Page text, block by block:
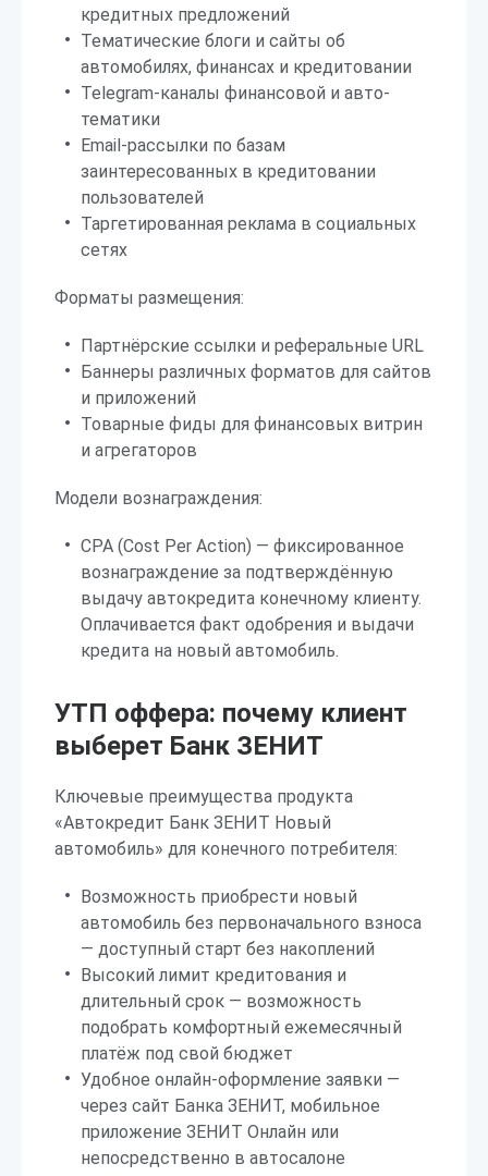
кредитных предложений
Тематические блоги и сайты об
автомобилях, финансах и кредитовании
Telegram-каналы финансовой и авто-
тематики
Email-рассылки по базам
заинтересованных в кредитовании
пользователей
Таргетированная реклама в социальных
сетях
Форматы размещения:
Партнёрские ссылки и реферальные URL
Баннеры различных форматов для сайтов
и приложений
Товарные фиды для финансовых витрин
и агрегаторов
Модели вознаграждения:
CPA (Cost Per Action) — фиксированное
вознаграждение за подтверждённую
выдачу автокредита конечному клиенту.
Оплачивается факт одобрения и выдачи
кредита на новый автомобиль.
УТП оффера: почему клиент
выберет Банк ЗЕНИТ
Ключевые преимущества продукта
«Автокредит Банк ЗЕНИТ Новый
автомобиль» для конечного потребителя:
Возможность приобрести новый
автомобиль без первоначального взноса
— доступный старт без накоплений
Высокий лимит кредитования и
длительный срок — возможность
подобрать комфортный ежемесячный
платёж под свой бюджет
Удобное онлайн-оформление заявки —
через сайт Банка ЗЕНИТ, мобильное
приложение ЗЕНИТ Онлайн или
непосредственно в автосалоне